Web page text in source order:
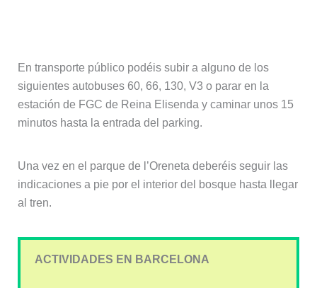
En transporte público podéis subir a alguno de los
siguientes autobuses 60, 66, 130, V3 o parar en la
estación de FGC de Reina Elisenda y caminar unos 15
minutos hasta la entrada del parking.
Una vez en el parque de l’Oreneta deberéis seguir las
indicaciones a pie por el interior del bosque hasta llegar
al tren.
ACTIVIDADES EN BARCELONA